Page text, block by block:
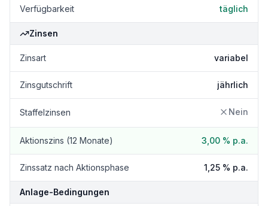
Verfügbarkeit täglich
Zinsen
Zinsart variabel
Zinsgutschrift jährlich
Staffelzinsen Nein
Aktionszins (12 Monate) 3,00 % p.a.
Zinssatz nach Aktionsphase 1,25 % p.a.
Anlage-Bedingungen